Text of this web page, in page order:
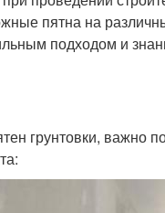
пятна на
подходом и
грунтовки, важно